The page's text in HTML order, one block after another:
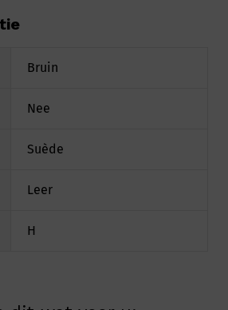
Bruin
Nee
Suède
Leer
H